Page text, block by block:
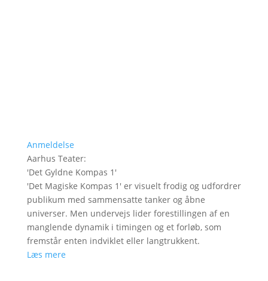
Anmeldelse
Aarhus Teater:
'Det Gyldne Kompas 1 '
'Det Magiske Kompas 1' er visuelt frodig og udfordrer
publikum med sammensatte tanker og åbne
universer. Men undervejs lider forestillingen af en
manglende dynamik i timingen og et forløb, som
fremstår enten indviklet eller langtrukkent.
Læs mere